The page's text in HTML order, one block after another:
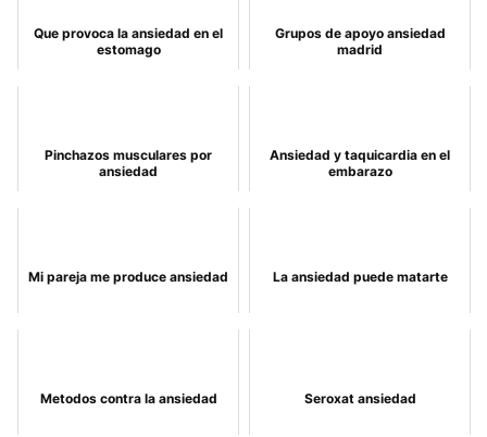
Que provoca la ansiedad en el
estomago
Grupos de apoyo ansiedad
madrid
Pinchazos musculares por
ansiedad
Ansiedad y taquicardia en el
embarazo
Mi pareja me produce ansiedad La ansiedad puede matarte
Metodos contra la ansiedad Seroxat ansiedad